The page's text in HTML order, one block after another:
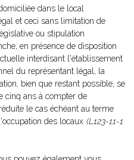
dans le local
et ceci sans limitation de
ou stipulation
en présence de disposition
interdisant l'établissement
du représentant légal, la
bien que restant possible, se
cinq ans à compter de
le cas échéant au terme
des locaux (L123-11-1